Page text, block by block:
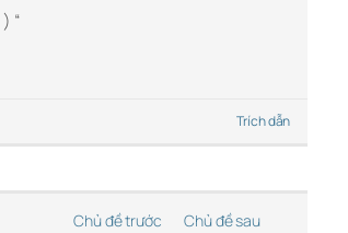
) “
Trích dẫn
Chủ đề trước Chủ đề sau